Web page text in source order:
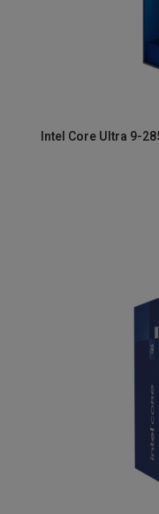
Intel Core Ultra 9-